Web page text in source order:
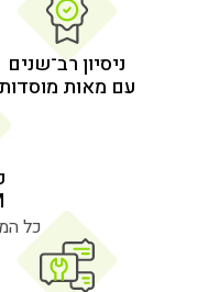
מוסדות
מערכות
כל המידע במקום אחד